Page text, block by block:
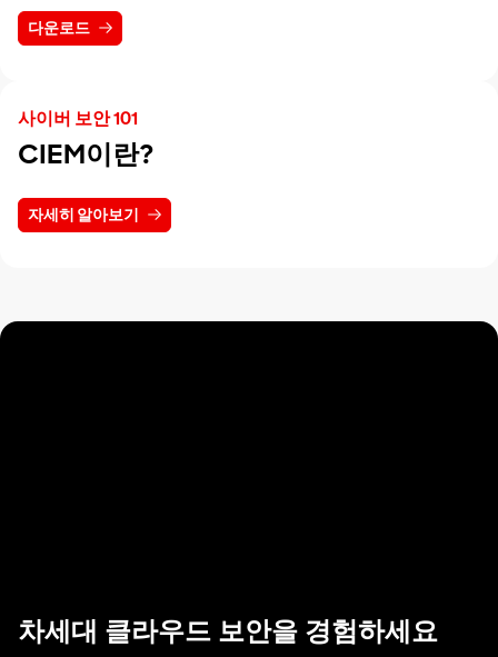
다운로드
사이버 보안 101
CIEM이란?
자세히 알아보기
차세대 클라우드 보안을 경험하세요